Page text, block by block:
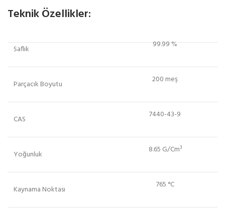
Teknik Özellikler:
Saflık 99.99 %
Parçacık Boyutu 200 meş
CAS 7440-43-9
Yoğunluk 8.65 G/Cm³
Kaynama Noktası 765 °C